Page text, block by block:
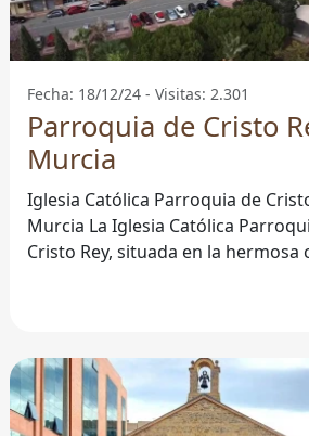
Fecha: 18/12/24 - Visitas: 2.301
Parroquia de Cristo
Murcia
Iglesia Católica Parroquia de
Murcia La Iglesia Católica Parroquia de
Cristo Rey, situada en la hermosa